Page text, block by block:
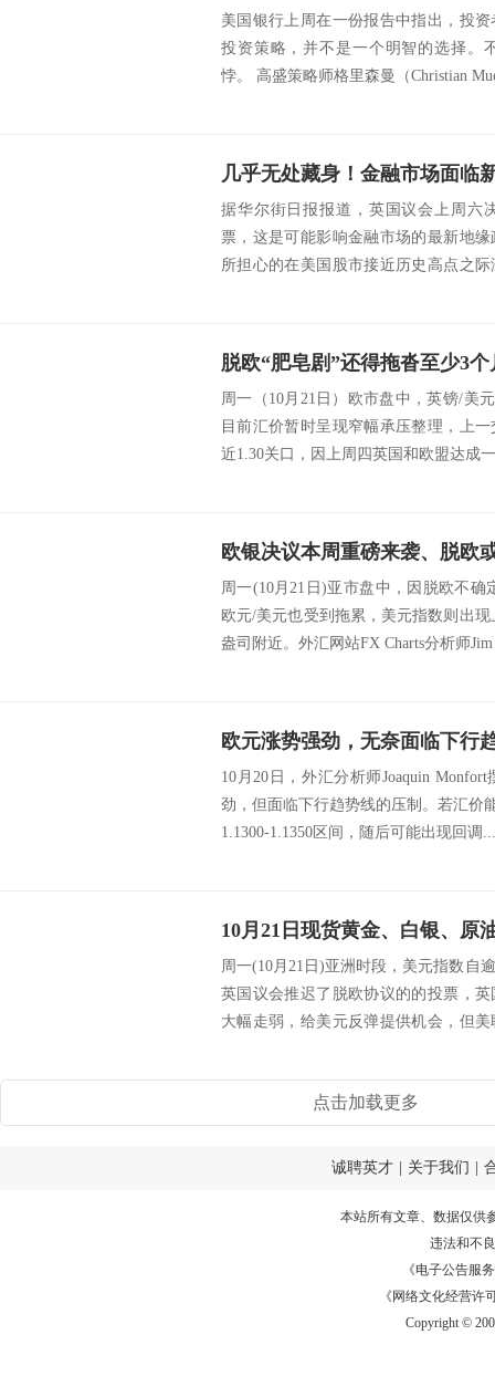
美国银行上周在一份报告中指出，投
投资策略，并不是一个明智的选择。
悖。 高盛策略师格里森曼（Christian
几乎无处藏身！金融市场面临
据华尔街日报报道，英国议会上周六
票，这是可能影响金融市场的最新地
所担心的在美国股市接近历史高点之
周一（10月21日）欧市盘中，英镑/美
目前汇价暂时呈现窄幅承压整理，上
近1.30关口，因上周四英国和欧盟达成
周一(10月21日)亚市盘中，因脱欧不
欧元/美元也受到拖累，美元指数则出
盎司附近。外汇网站FX Charts分析师
10月20日，外汇分析师Joaquin
劲，但面临下行趋势线的压制。若汇价
1.1300-1.1350区间，随后可能出现回调...
10月21日现货黄金、白银、原
周一(10月21日)亚洲时段，美元指数自
英国议会推迟了脱欧协议的的投票，
大幅走弱，给美元反弹提供机会，但
点击加载更多
诚聘英才 关于我们
本站所有文章、数据仅供
违法和不
《电子公告服务
《网络文化经营许
Copyright ©